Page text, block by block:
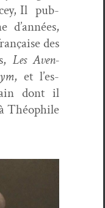
Il pub­
des
Les Aven­
, et l’es­
dont il
Théophile